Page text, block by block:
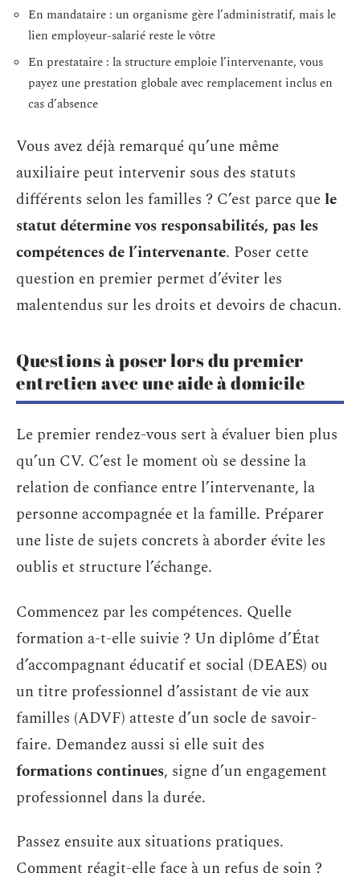
En mandataire : un organisme gère l’administratif, mais le
lien employeur-salarié reste le vôtre
En prestataire : la structure emploie l’intervenante, vous
payez une prestation globale avec remplacement inclus en
cas d’absence
Vous avez déjà remarqué qu’une même
auxiliaire peut intervenir sous des statuts
différents selon les familles ? C’est parce quele
statut détermine vos responsabilités, pas les
compétences de l’intervenante. Poser cette
question en premier permet d’éviter les
malentendus sur les droits et devoirs de chacun.
Questions à poser lors du premier
entretien avec une aide à domicile
Le premier rendez-vous sert à évaluer bien plus
qu’un CV. C’est le moment où se dessine la
relation de confiance entre l’intervenante, la
personne accompagnée et la famille. Préparer
une liste de sujets concrets à aborder évite les
oublis et structure l’échange.
Commencez par les compétences. Quelle
formation a-t-elle suivie ? Un diplôme d’État
d’accompagnant éducatif et social (DEAES) ou
un titre professionnel d’assistant de vie aux
familles (ADVF) atteste d’un socle de savoir-
faire. Demandez aussi si elle suit des
formations continues, signe d’un engagement
professionnel dans la durée.
Passez ensuite aux situations pratiques.
Comment réagit-elle face à un refus de soin ?